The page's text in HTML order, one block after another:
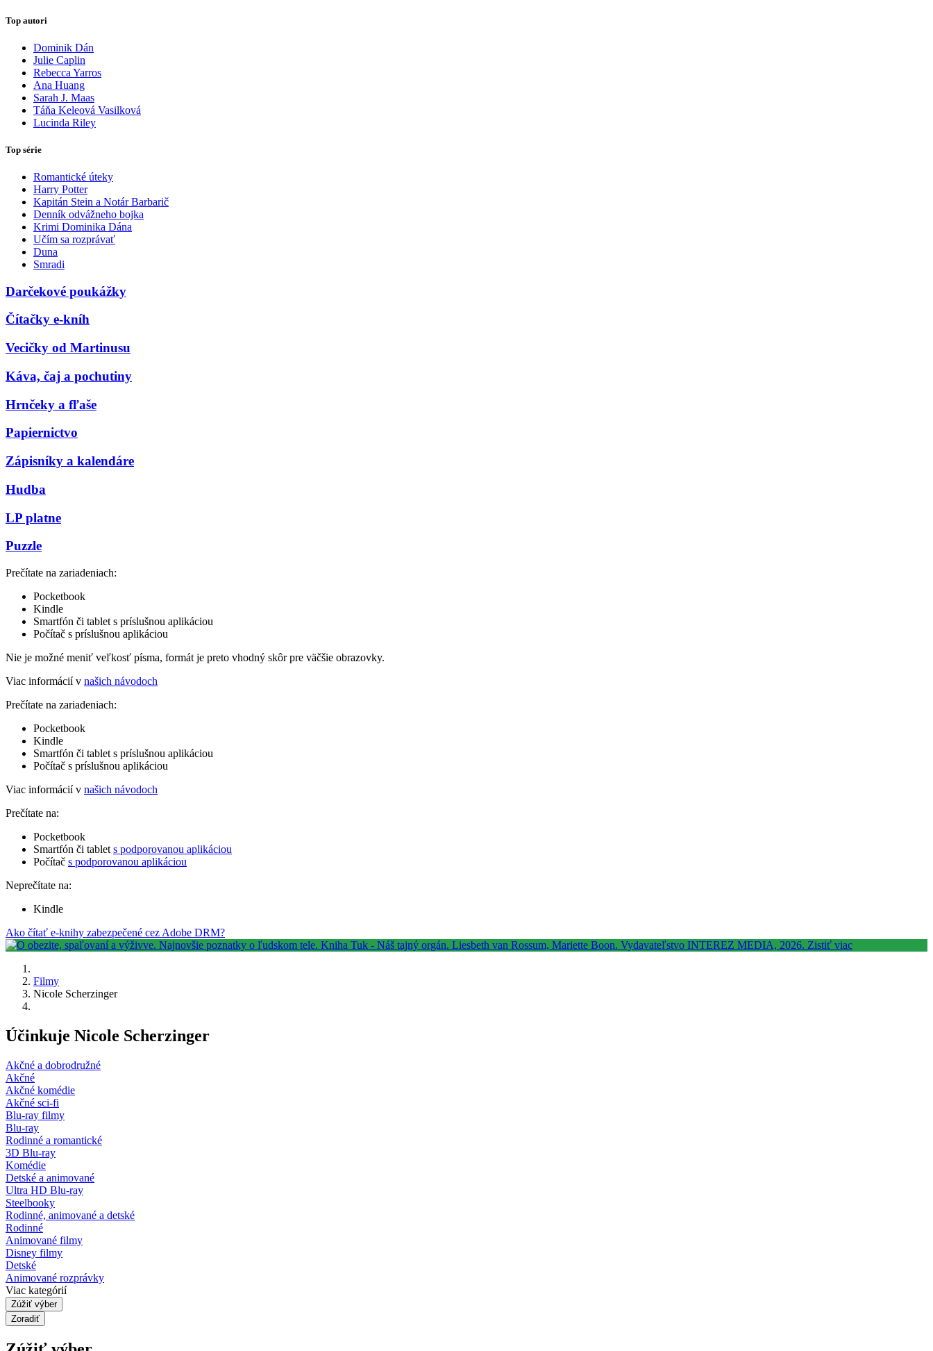
Top autori
Dominik Dán
Julie Caplin
Rebecca Yarros
Ana Huang
Sarah J. Maas
Táňa Keleová Vasilková
Lucinda Riley
Top série
Romantické úteky
Harry Potter
Kapitán Stein a Notár Barbarič
Denník odvážneho bojka
Krimi Dominika Dána
Učím sa rozprávať
Duna
Smradi
Darčekové poukážky
Čítačky e-kníh
Vecičky od Martinusu
Káva, čaj a pochutiny
Hrnčeky a fľaše
Papiernictvo
Zápisníky a kalendáre
Hudba
LP platne
Puzzle
Prečítate na zariadeniach:
Pocketbook
Kindle
Smartfón či tablet s príslušnou aplikáciou
Počítač s príslušnou aplikáciou
Nie je možné meniť veľkosť písma, formát je preto vhodný skôr pre väčšie obrazovky.
Viac informácií v našich návodoch
Prečítate na zariadeniach:
Pocketbook
Kindle
Smartfón či tablet s príslušnou aplikáciou
Počítač s príslušnou aplikáciou
Viac informácií v našich návodoch
Prečítate na:
Pocketbook
Smartfón či tablet s podporovanou aplikáciou
Počítač s podporovanou aplikáciou
Neprečítate na:
Kindle
Ako čítať e-knihy zabezpečené cez Adobe DRM?
Filmy
Nicole Scherzinger
Účinkuje Nicole Scherzinger
Akčné a dobrodružné
Akčné
Akčné komédie
Akčné sci-fi
Blu-ray filmy
Blu-ray
Rodinné a romantické
3D Blu-ray
Komédie
Detské a animované
Ultra HD Blu-ray
Steelbooky
Rodinné, animované a detské
Rodinné
Animované filmy
Disney filmy
Detské
Animované rozprávky
Viac kategórií
Zúžiť výber
Zoradiť